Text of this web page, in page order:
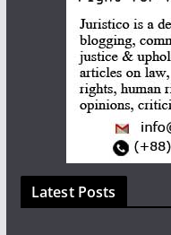
Latest Posts